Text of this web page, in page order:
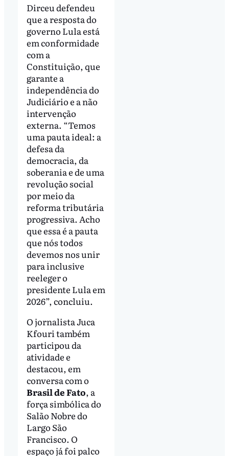
Dirceu defendeu
que a resposta do
governo Lula está
em conformidade
com a
Constituição, que
garante a
independência do
Judiciário e a não
intervenção
externa. “Temos
uma pauta ideal: a
defesa da
democracia, da
soberania e de uma
revolução social
por meio da
reforma tributária
progressiva. Acho
que essa é a pauta
que nós todos
devemos nos unir
para inclusive
reeleger o
presidente Lula em
2026”, concluiu.
O jornalista Juca
Kfouri também
participou da
atividade e
destacou, em
conversa com o
Brasil de Fato, a
força simbólica do
Salão Nobre do
Largo São
Francisco. O
espaço já foi palco